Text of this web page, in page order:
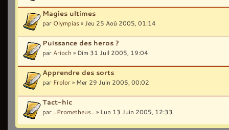
Magies ultimes
par Olympias» Jeu 25 Aoû 2005, 01:14
Puissance des heros ?
par Arioch » Dim 31 Juil 2005, 19:04
Apprendre des sorts
par Frolor» Mer 29 Juin 2005, 00:02
Tact-hic
par _Prometheus_ » Lun 13 Juin 2005, 12:33